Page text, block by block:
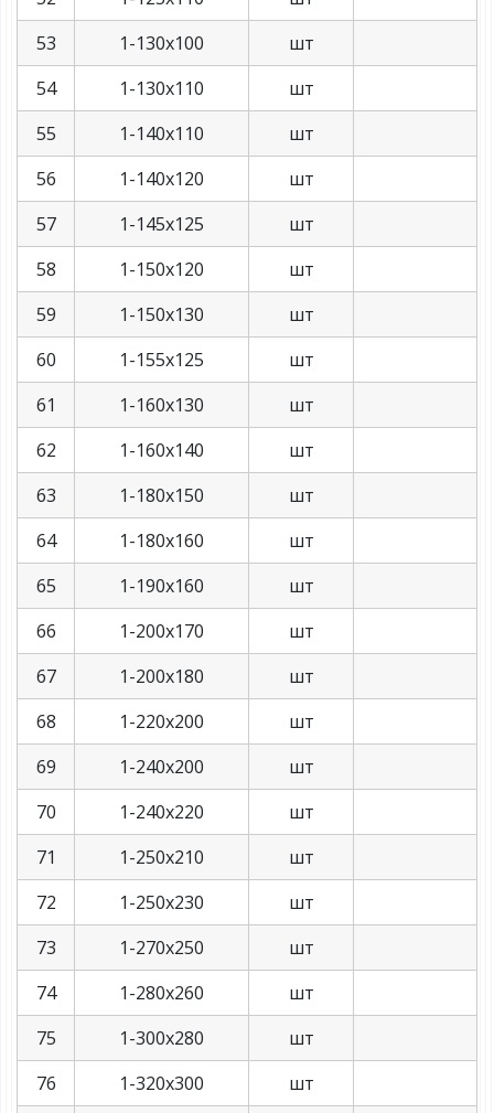
53
1-130х100
шт
54
1-130х110
шт
55
1-140х110
шт
56
1-140х120
шт
57
1-145х125
шт
58
1-150х120
шт
59
1-150х130
шт
60
1-155х125
шт
61
1-160х130
шт
62
1-160х140
шт
63
1-180х150
шт
64
1-180х160
шт
65
1-190х160
шт
66
1-200х170
шт
67
1-200х180
шт
68
1-220х200
шт
69
1-240х200
шт
70
1-240х220
шт
71
1-250х210
шт
72
1-250х230
шт
73
1-270х250
шт
74
1-280х260
шт
75
1-300х280
шт
76
1-320х300 шт